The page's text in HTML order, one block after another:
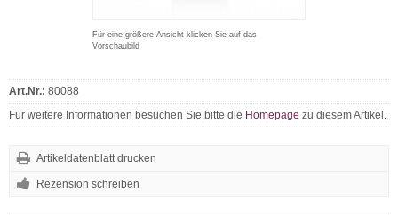
Für eine größere Ansicht klicken Sie auf das
Vorschaubild
Art.Nr.: 80088
Für weitere Informationen besuchen Sie bitte die Homepage zu diesem Artikel.
Artikeldatenblatt drucken
Rezension schreiben